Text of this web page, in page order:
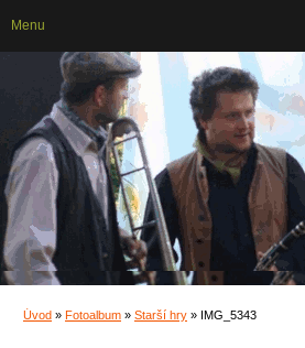
Úvod » Fotoalbum » Starší hry » IMG_5343
Menu